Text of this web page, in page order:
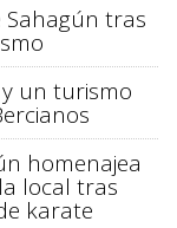
Sahagún tras
un turismo
homenajea
local tras
karate